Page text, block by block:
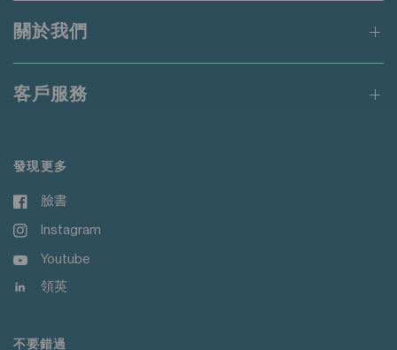
關於我們
客戶服務
發現更多
臉書
Instagram
Youtube
領英
不要錯過